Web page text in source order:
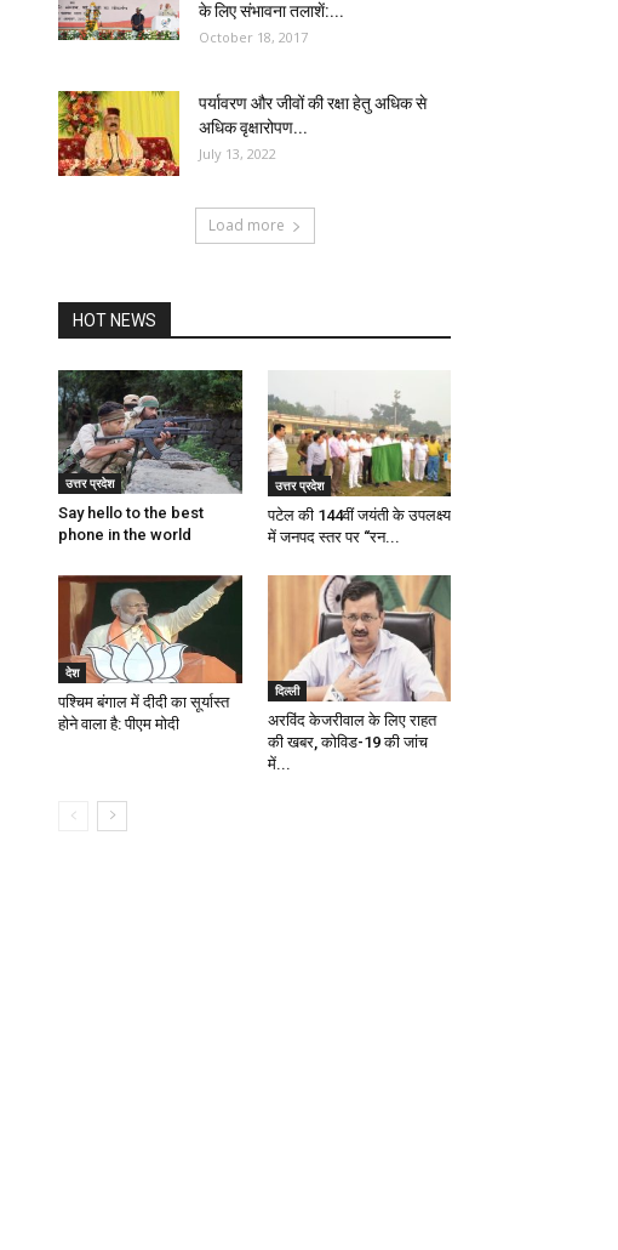
के लिए संभावना तलाशें:...
October 18, 2017
पर्यावरण और जीवों की रक्षा हेतु अधिक से
अधिक वृक्षारोपण...
July 13, 2022
Load more
HOT NEWS
उत्तर प्रदेश
Say hello to the best
phone in the world
उत्तर प्रदेश
पटेल की 144वीं जयंती के उपलक्ष्य
में जनपद स्तर पर “रन...
देश
पश्चिम बंगाल में दीदी का सूर्यास्त
होने वाला है: पीएम मोदी
दिल्ली
अरविंद केजरीवाल के लिए राहत
की खबर, कोविड-19 की जांच
में...